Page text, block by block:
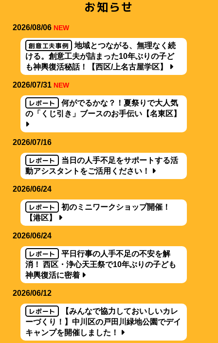
お知らせ
2026/08/06 NEW
創意工夫事例
地域とつながる、無理なく続
ける。創意工夫が詰まった10年ぶりの子ど
も神輿復活秘話！【西区/上名古屋学区】
2026/07/31 NEW
レポート
何がでるかな？！夏祭りで大人気
の「くじ引き」ブースのお手伝い【名東区】
2026/07/16
レポート
当日の人手不足をサポートする活
動アシスタントをご活用ください！
2026/06/24
レポート
初のミニワークショップ開催！
【港区】
2026/06/24
レポート
平日行事の人手不足の不安を解
消！ 西区・浄心天王祭で10年ぶりの子ども
神輿復活に密着
2026/06/12
レポート
【みんなで協力しておいしいカレ
ーづくり！】中川区の戸田川緑地公園でデイ
キャンプを開催しました！